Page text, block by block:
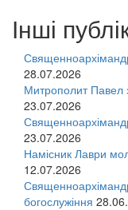
Інші
28.07.2026
Митрополит Павел
23.07.2026
23.07.2026
Намісник Лаври
12.07.2026
богослужіння